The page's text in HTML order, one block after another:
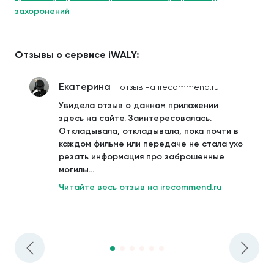
захоронений
Отзывы о сервисе iWALY:
Екатерина - отзыв на irecommend.ru
Увидела отзыв о данном приложении
здесь на сайте. Заинтересовалась.
Откладывала, откладывала, пока почти в
каждом фильме или передаче не стала ухо
резать информация про заброшенные
могилы...
Читайте весь отзыв на irecommend.ru